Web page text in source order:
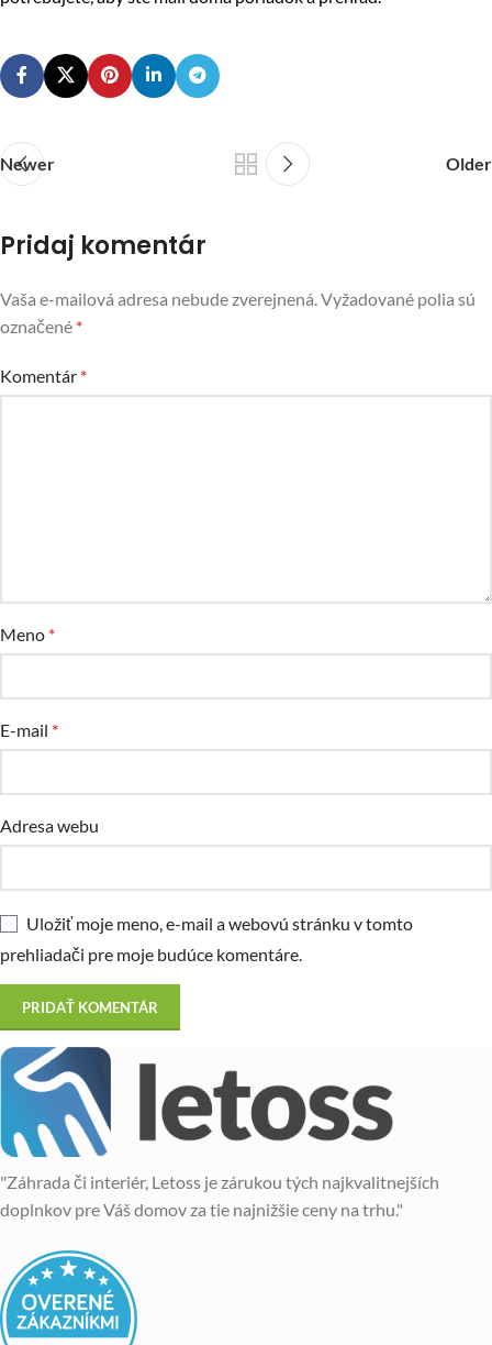
Newer Older
Pridaj komentár
Vaša e-mailová adresa nebude zverejnená. Vyžadované polia sú
označené *
Komentár *
Meno *
E-mail *
Adresa webu
Uložiť moje meno, e-mail a webovú stránku v tomto
prehliadači pre moje budúce komentáre.
"Záhrada či interiér, Letoss je zárukou tých najkvalitnejších
doplnkov pre Váš domov za tie najnižšie ceny na trhu."